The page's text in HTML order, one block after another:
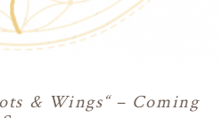
& Wings“ – Coming